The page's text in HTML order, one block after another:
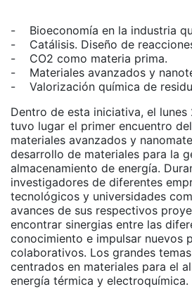
- Bioeconomía en la industria
- Catálisis. Diseño de
- CO2 como materia prima.
- Materiales avanzados y
- Valorización química de
Dentro de esta iniciativa, el
tuvo lugar el primer encuentro
materiales avanzados y
desarrollo de materiales para la
almacenamiento de energía.
investigadores de diferentes
tecnológicos y universidades
avances de sus respectivos
encontrar sinergias entre las
conocimiento e impulsar nuevos
colaborativos. Los grandes
centrados en materiales para el
energía térmica y electroquímica.